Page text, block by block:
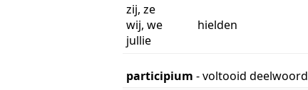
zij, ze
wij, we
jullie
hielden
participium - voltooid deelwoord